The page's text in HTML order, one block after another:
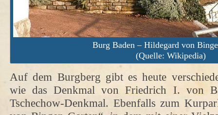
Burg Baden – Hildegard von
(Quelle: Wikipedia)
Auf dem Burgberg gibt es heute
wie das Denkmal von Friedrich I. von
Tschechow-Denkmal. Ebenfalls zum